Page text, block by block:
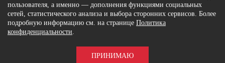
Тел: +7 (495) 646-82-95 mailto:info@apexx.ru
Вся информация и цены на товар, размещенные на данном сайте, носят
информационный характер и ни при каких обстоятельствах не является
публичной офертой!
пользователя, а именно — дополнения функциями социальных
сетей, статистического анализа и выбора сторонних сервисов. Более
подробную информацию см. на странице Политика
конфиденциальности.
ПРИНИМАЮ